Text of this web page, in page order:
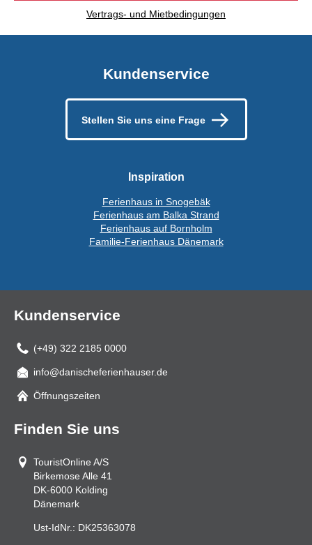
Vertrags- und Mietbedingungen
Kundenservice
Stellen Sie uns eine Frage
Inspiration
Ferienhaus in Snogebäk
Ferienhaus am Balka Strand
Ferienhaus auf Bornholm
Familie-Ferienhaus Dänemark
Kundenservice
(+49) 322 2185 0000
Mail
info@danischeferienhauser.de
Öffnungszeiten
Finden Sie uns
TouristOnline A/S
Birkemose Alle 41
DK-6000 Kolding
Dänemark
Ust-IdNr.: DK25363078